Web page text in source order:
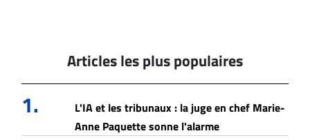
Articles les plus populaires
1.
L'IA et les tribunaux : la juge en chef Marie-
Anne Paquette sonne l'alarme